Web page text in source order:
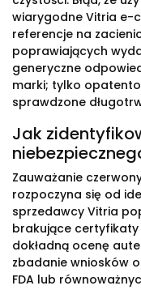
wiarygodne Vitria e-
referencje na
poprawiających
generyczne
marki; tylko
sprawdzone
Jak
Zauważanie
rozpoczyna się od
sprzedawcy Vitria
brakujące certyfikaty
dokładną ocenę
zbadanie wniosków
FDA lub